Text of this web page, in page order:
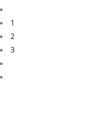
1
2
3